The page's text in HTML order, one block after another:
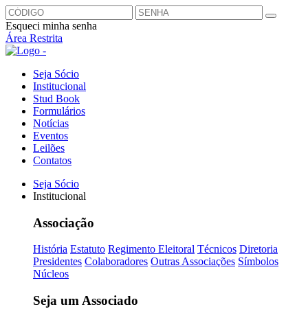
Esqueci minha senha
Área Restrita
Seja Sócio
Institucional
Stud Book
Formulários
Notícias
Eventos
Leilões
Contatos
Seja Sócio
Institucional
Associação
História Estatuto Regimento Eleitoral Técnicos Diretoria
Presidentes Colaboradores Outras Associações Símbolos
Núcleos
Seja um Associado